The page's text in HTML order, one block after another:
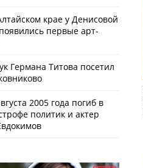
крае у Денисовой
первые арт-
Германа Титова посетил
2005 года погиб в
политик и актер